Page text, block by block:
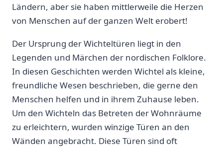
Ländern, aber​ sie ⁤haben mittlerweile die​ Herzen
‌von ‌Menschen ⁢auf der ganzen‍ Welt erobert!
Der Ursprung ⁤der Wichteltüren liegt ‌in den ​
Legenden und ‌Märchen der nordischen Folklore.
In diesen Geschichten werden Wichtel⁤ als ‌kleine,
freundliche Wesen ⁢beschrieben, die⁢ gerne den
Menschen helfen und in ihrem Zuhause‍ leben.
Um den Wichteln das Betreten der Wohnräume
zu ​erleichtern, wurden winzige Türen an den
Wänden angebracht. Diese Türen⁤ sind oft